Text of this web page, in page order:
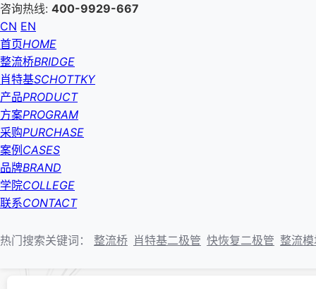
咨询热线: 400-9929-667
CN EN
首页HOME
整流桥BRIDGE
肖特基SCHOTTKY
产品PRODUCT
方案PROGRAM
采购PURCHASE
案例 CASES
品牌BRAND
学院COLLEGE
联系CONTACT
热门搜索关键词： 整流桥 肖特基二极管 快恢复二极管 整流